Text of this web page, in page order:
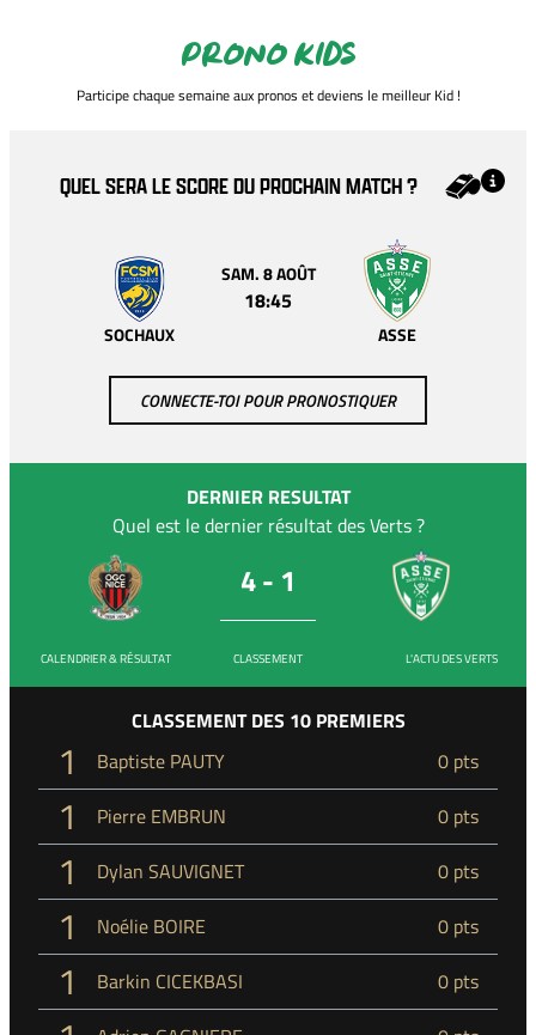
PRONO KIDS
Participe chaque semaine aux pronos et deviens le meilleur Kid !
QUEL SERA LE SCORE DU PROCHAIN MATCH ?
SOCHAUX
SAM. 8 AOÛT
18:45
ASSE
CONNECTE-TOI POUR PRONOSTIQUER
DERNIER RESULTAT
Quel est le dernier résultat des Verts ?
4 - 1
CALENDRIER & RÉSULTAT CLASSEMENT L'ACTU DES VERTS
CLASSEMENT DES 10 PREMIERS
1 Baptiste PAUTY 0 pts
1 Pierre EMBRUN 0 pts
1 Dylan SAUVIGNET 0 pts
1 Noélie BOIRE 0 pts
1 Barkin CICEKBASI 0 pts